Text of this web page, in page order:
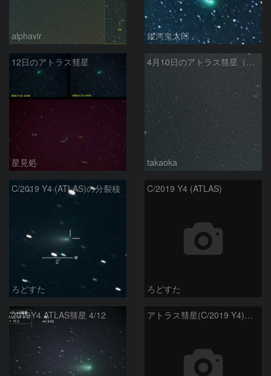
alphavir 銀河鬼太郎
12日のアトラス彗星
星見処
4月10日のアトラス彗星（C/2019 Y4）とNGC2403
takaoka
C/2019 Y4 (ATLAS)の分裂核
ろどすた
C/2019 Y4 (ATLAS)
ろどすた
2019Y4 ATLAS彗星 4/12 アトラス彗星(C/2019 Y4)のコントア処理